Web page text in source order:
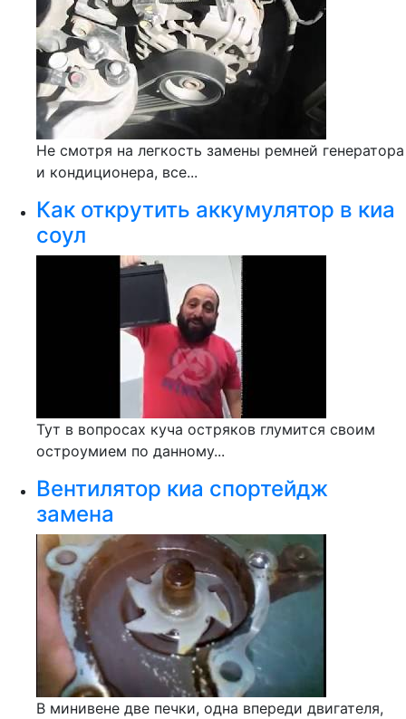
Не смотря на легкость замены ремней генератора
и кондиционера, все...
Как открутить аккумулятор в киа
соул
Тут в вопросах куча остряков глумится своим
остроумием по данному...
Вентилятор киа спортейдж
замена
В минивене две печки, одна впереди двигателя,